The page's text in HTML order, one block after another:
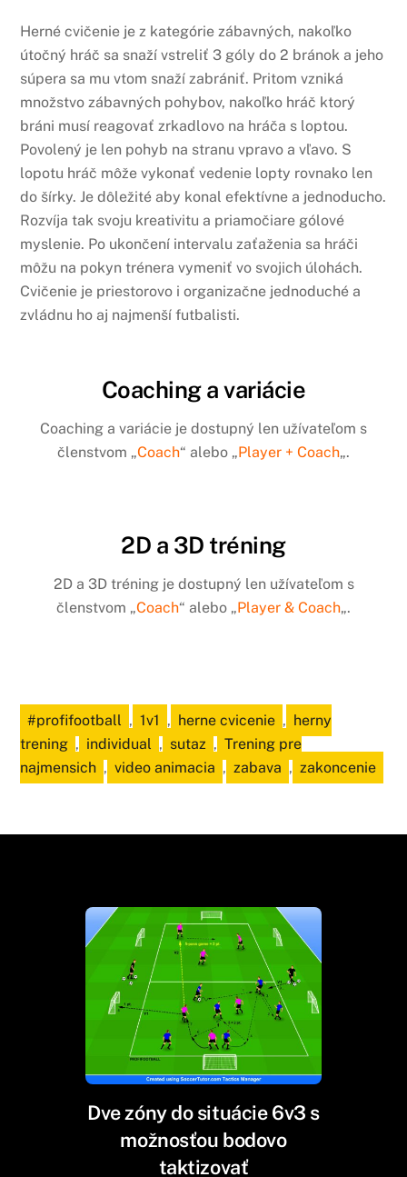
Herné cvičenie je z kategórie zábavných, nakoľko
útočný hráč sa snaží vstreliť 3 góly do 2 bránok a jeho
súpera sa mu vtom snaží zabrániť. Pritom vzniká
množstvo zábavných pohybov, nakoľko hráč ktorý
bráni musí reagovať zrkadlovo na hráča s loptou.
Povolený je len pohyb na stranu vpravo a vľavo. S
lopotu hráč môže vykonať vedenie lopty rovnako len
do šírky. Je dôležité aby konal efektívne a jednoducho.
Rozvíja tak svoju kreativitu a priamočiare gólové
myslenie. Po ukončení intervalu zaťaženia sa hráči
môžu na pokyn trénera vymeniť vo svojich úlohách.
Cvičenie je priestorovo i organizačne jednoduché a
zvládnu ho aj najmenší futbalisti.
Coaching a variácie
Coaching a variácie je dostupný len užívateľom s
členstvom „Coach“ alebo „Player + Coach„.
2D a 3D tréning
2D a 3D tréning je dostupný len užívateľom s
členstvom „Coach“ alebo „Player & Coach„.
#profifootball , 1v1 , herne cvicenie , herny
trening , individual , sutaz , Trening pre
najmensich , video animacia , zabava , zakoncenie
Dve zóny do situácie 6v3 s
možnosťou bodovo
taktizovať